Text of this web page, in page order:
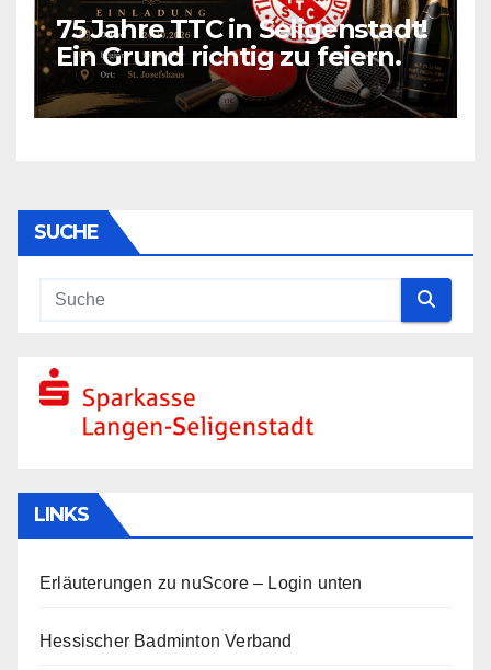
75 Jahre TTC in Seligenstadt!
Ein Grund richtig zu feiern.
SUCHE
LINKS
Erläuterungen zu nuScore– Login unten
Hessischer Badminton Verband